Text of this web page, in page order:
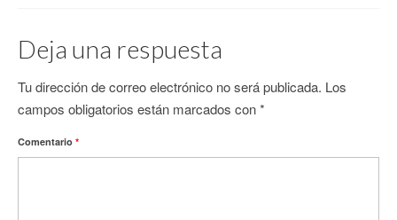
Deja una respuesta
Tu dirección de correo electrónico no será publicada. Los
campos obligatorios están marcados con*
Comentario *